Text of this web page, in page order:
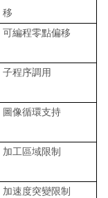
移
可編程零點偏移
子程序調用
圖像循環支持
加工區域限制
加速度突變限制